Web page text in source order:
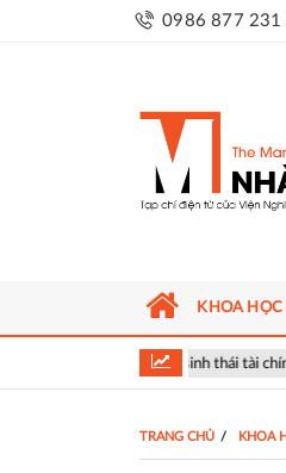
0986 877 231
mở rộng hệ sinh thái tài chính, đồng
KHOA HỌC
TRANG CHỦ KHOA